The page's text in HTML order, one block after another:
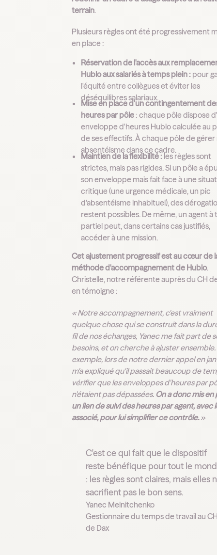
terrain.
Plusieurs règles ont été progressivement
en place :
Réservation de l'accès aux
Hublo aux salariés à temps plein : pour
l'équité entre collègues et éviter les
déséquilibres salariaux.
Mise en place d'un contingentement
heures par pôle : chaque pôle dispose
enveloppe d'heures Hublo calculée au
de ses effectifs. À chaque pôle de gérer
absentéisme dans ce cadre.
Maintien de la flexibilité :les règles sont
strictes, mais pas rigides. Si un pôle a
son enveloppe mais fait face à une
critique (une urgence médicale, un pic
d'absentéisme inhabituel), des
restent possibles. De même, un agent à
partiel peut, dans certains cas justifiés,
accéder à une mission.
Cet ajustement progressif est au cœur de
méthode d'accompagnement de Hublo.
Christelle, notre référente auprès du CH
en témoigne :
« Notre accompagnement, c'est vraiment
quelque chose qui se construit dans la
fil de nos échanges, Yanec me fait part de
besoins, et on cherche à ajuster ensemble.
exemple, lors de notre dernier appel en
m'a expliqué qu'il passait beaucoup de
vérifier que les enveloppes d'heures par
n'étaient pas dépassées. On a donc mis en
un lien de suivi des heures par agent, avec
associé, pour lui simplifier ce contrôle.»
C'est ce qui fait que le dispositif
reste bénéfique pour tout le
: les règles sont claires, mais elles
sacrifient pas le bon sens.
Yanec Melnitchenko
Gestionnaire du temps de travail au
de Dax